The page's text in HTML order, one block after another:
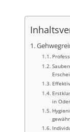
in